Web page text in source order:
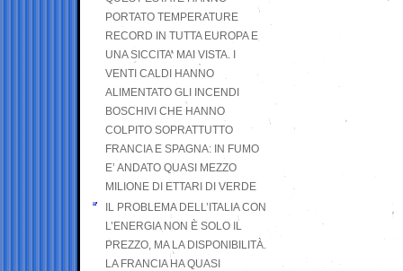
PORTATO TEMPERATURE
RECORD IN TUTTA EUROPA E
UNA SICCITA’ MAI VISTA. I
VENTI CALDI HANNO
ALIMENTATO GLI INCENDI
BOSCHIVI CHE HANNO
COLPITO SOPRATTUTTO
FRANCIA E SPAGNA: IN FUMO
E’ ANDATO QUASI MEZZO
MILIONE DI ETTARI DI VERDE
IL PROBLEMA DELL’ITALIA CON
L’ENERGIA NON È SOLO IL
PREZZO, MA LA DISPONIBILITÀ.
LA FRANCIA HA QUASI